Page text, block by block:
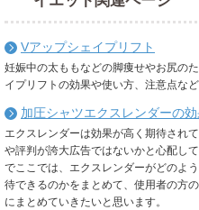
Vアップシェイプリフト
妊娠中の太ももなどの脚痩せやお尻の
イプリフトの効果や使い方、注意点な
加圧シャツエクスレンダーの
エクスレンダーは効果が高く期待され
や評判が誇大広告ではないかと心配し
でここでは、エクスレンダーがどのよ
待できるのかをまとめて、使用者の方
にまとめていきたいと思います。